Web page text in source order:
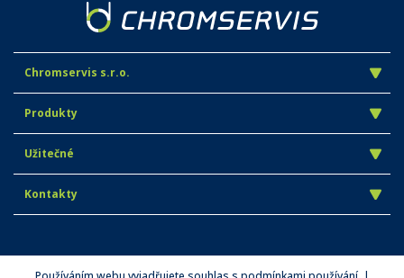
Chromservis s.r.o.
Produkty
Užitečné
Kontakty